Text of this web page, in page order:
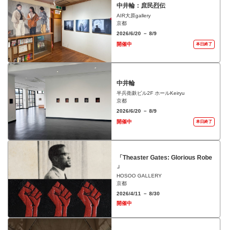
中井輪：庶民烈伝
AIR大原gallery
京都
2026/6/20 － 8/9
開催中
本日終了
中井輪
半兵衛麸ビル2F ホールKeiryu
京都
2026/6/20 － 8/9
開催中
本日終了
「Theaster Gates: Glorious Robe
」
HOSOO GALLERY
京都
2026/4/11 － 8/30
開催中